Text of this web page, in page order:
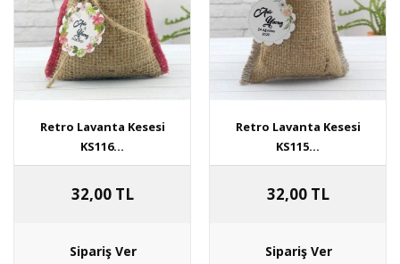
Retro Lavanta Kesesi
KS116...
32,00 TL
Retro Lavanta Kesesi
KS115...
32,00 TL